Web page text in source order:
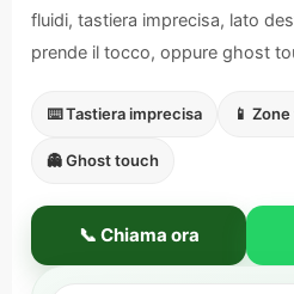
fluidi, tastiera imprecisa, lato
prende il tocco, oppure ghost
⌨️ Tastiera imprecisa 📱
👻 Ghost touch
📞 Chiama ora